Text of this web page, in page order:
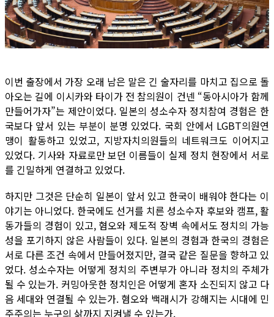
이번 출장에서 가장 오래 남은 말은 긴 술자리를 마치고 집으로 돌
아오는 길에 이시카와 타이가 전 참의원이 건넨 “동아시아가 함께
만들어가자”는 제안이었다. 일본의 성소수자 정치참여 경험은 한
국보다 앞서 있는 부분이 분명 있었다. 국회 안에서 LGBT의원연
맹이 활동하고 있었고, 지방자치의원들의 네트워크도 이어지고
있었다. 기사와 자료로만 보던 이름들이 실제 정치 현장에서 서로
를 긴밀하게 연결하고 있었다.
하지만 그것은 단순히 일본이 앞서 있고 한국이 배워야 한다는 이
야기는 아니었다. 한국에도 선거를 치른 성소수자 후보와 캠프, 활
동가들의 경험이 있고, 혐오와 제도적 장벽 속에서도 정치의 가능
성을 포기하지 않은 사람들이 있다. 일본의 경험과 한국의 경험은
서로 다른 조건 속에서 만들어졌지만, 결국 같은 질문을 향하고 있
었다. 성소수자는 어떻게 정치의 주변부가 아니라 정치의 주체가
될 수 있는가. 커밍아웃한 정치인은 어떻게 혼자 소진되지 않고 다
음 세대와 연결될 수 있는가. 혐오와 백래시가 강해지는 시대에 민
주주의는 누구의 삶까지 지켜낼 수 있는가.